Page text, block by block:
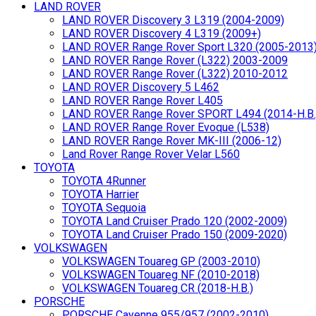
LAND ROVER
LAND ROVER Discovery 3 L319 (2004-2009)
LAND ROVER Discovery 4 L319 (2009+)
LAND ROVER Range Rover Sport L320 (2005-
LAND ROVER Range Rover (L322) 2003-2009
LAND ROVER Range Rover (L322) 2010-2012
LAND ROVER Discovery 5 L462
LAND ROVER Range Rover L405
LAND ROVER Range Rover SPORT L494 (2014-
LAND ROVER Range Rover Evoque (L538)
LAND ROVER Range Rover MK-III (2006-12)
Land Rover Range Rover Velar L560
TOYOTA
TOYOTA 4Runner
TOYOTA Harrier
TOYOTA Sequoia
TOYOTA Land Cruiser Prado 120 (2002-2009)
TOYOTA Land Cruiser Prado 150 (2009-2020)
VOLKSWAGEN
VOLKSWAGEN Touareg GP (2003-2010)
VOLKSWAGEN Touareg NF (2010-2018)
VOLKSWAGEN Touareg CR (2018-Н.В.)
PORSCHE